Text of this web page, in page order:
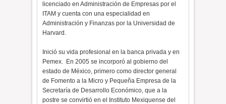
licenciado en Administración de Empresas por el
ITAM y cuenta con una especialidad en
Administración y Finanzas por la Universidad de
Harvard.
Inició su vida profesional en la banca privada y en
Pemex. En 2005 se incorporó al gobierno del
estado de México, primero como director general
de Fomento a la Micro y Pequeña Empresa de la
Secretaría de Desarrollo Económico, que a la
postre se convirtió en el Instituto Mexiquense del